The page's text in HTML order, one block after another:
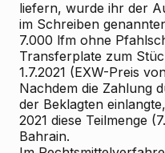
liefern, wurde ihr der
im Schreiben
7.000 lfm ohne
Transferplate zum
1.7.2021 (EXW-Preis
Nachdem die Zahlung
der Beklagten
2021 diese Teilmenge
Bahrain.